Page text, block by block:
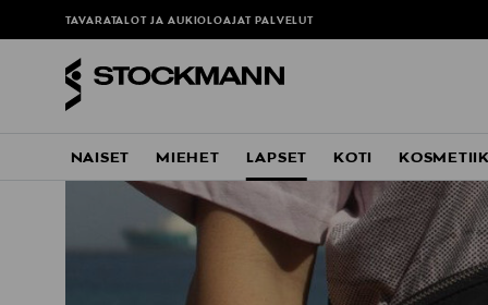
TAVARATALOT JA AUKIOLOAJAT PALVELUT
NAISET MIEHET LAPSET KOTI